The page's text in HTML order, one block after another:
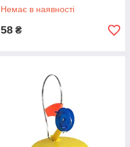
Немає в наявності
58 ₴